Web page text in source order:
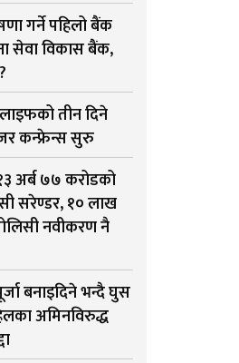
गर्ने पहिलो बैंक
सेवा विकास बैंक,
तीन दिने
कन्फ्रेन्स सुरु
अर्ब ७७ करोडको
सरेण्डर, १० लाख
नवीकरण नै
बनाइदिने भन्दै घुस
अमिनविरुद्ध